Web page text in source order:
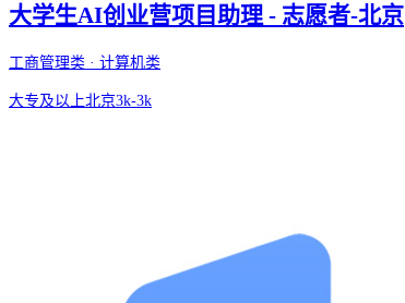
大学生AI创业营项目助理 - 志愿者-北京
工商管理类 · 计算机类
大专及以上北京3k-3k